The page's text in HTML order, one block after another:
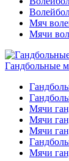
Мяч
Мячи
Гандбольные
Мячи
Мячи
Мячи
Мячи